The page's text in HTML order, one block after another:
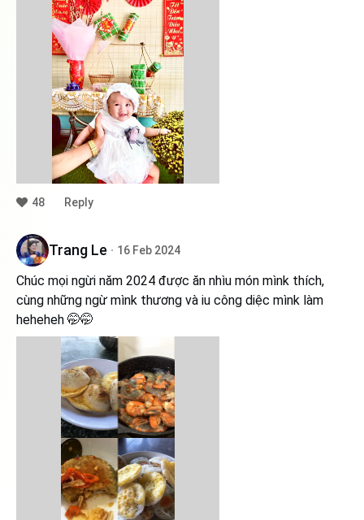
48 Reply
Trang Le 16 Feb 2024
Chúc mọi ngừi năm 2024 được ăn nhìu món mìnk thích,
cùng những ngừ mìnk thương và iu công diệc mìnk làm
heheheh 🤭🤭